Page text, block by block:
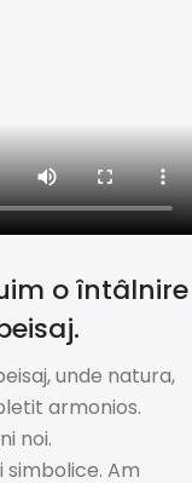
o întâlnire
unde natura,
armonios.
noi.
Am